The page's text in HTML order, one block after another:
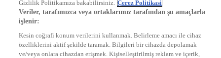
startv.com.tr
kralmuzik.com.tr
Gizlilik Politikamıza bakabilirsiniz. Çerez Politikasi
Veriler, tarafımızca veya ortaklarımız tarafından şu amaçlarla
işlenir:
Kesin coğrafi konum verilerini kullanmak. Belirleme amacı ile cihaz
özelliklerini aktif şekilde taramak. Bilgileri bir cihazda depolamak
ve/veya onlara cihazdan erişmek. Kişiselleştirilmiş reklam ve içerik,